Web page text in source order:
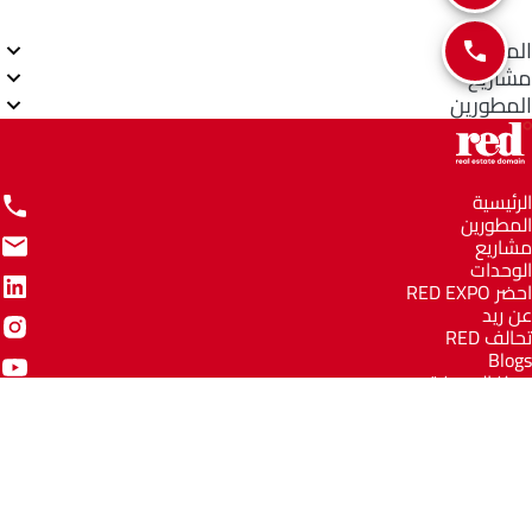
المناطق
مشاريع
المطورين
الرئيسية
المطورين
مشاريع
الوحدات
احضر RED EXPO
عن ريد
تحالف RED
Blogs
مركز المعرفة